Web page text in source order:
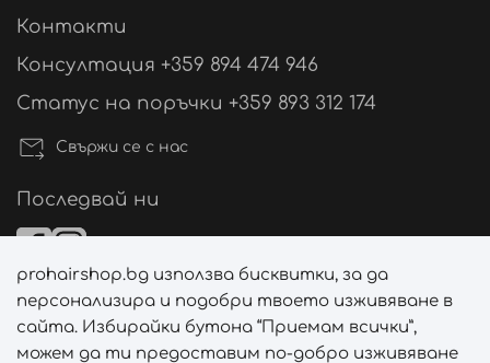
Контакти
Консултация +359 894 474 946
Статус на поръчки +359 893 312 174
Свържи се с нас
Последвай ни
Начини на плащане
prohairshop.bg използва бисквитки, за да
персонализира и подобри твоето изживяване в
сайта. Избирайки бутона “Приемам всички”,
можем да ти предоставим по-добро изживяване